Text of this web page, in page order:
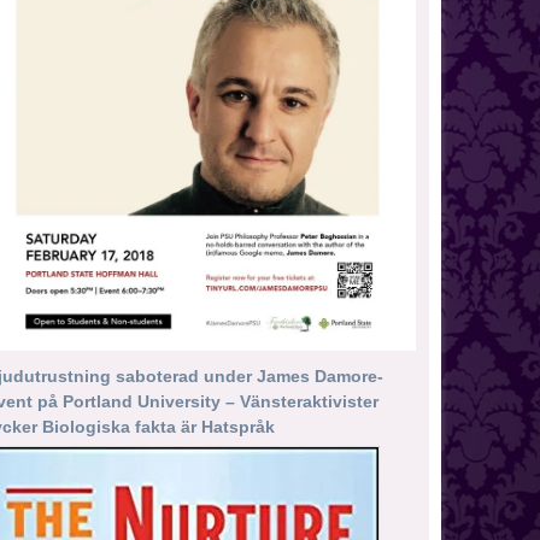
saboterad under James Damore-
på Portland University – Vänsteraktivister
Biologiska fakta är Hatspråk